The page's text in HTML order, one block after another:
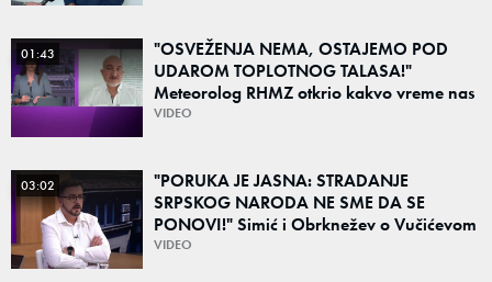
01:43
"OSVEŽENJA NEMA, OSTAJEMO POD
UDAROM TOPLOTNOG TALASA!"
Meteorolog RHMZ otkrio kakvo vreme nas
čeka do kraja avgusta
VIDEO
03:02
"PORUKA JE JASNA: STRADANJE
SRPSKOG NARODA NE SME DA SE
PONOVI!" Simić i Obrknežev o Vučićevom
govoru i porukama jedinstva: "Od prošlosti
VIDEO